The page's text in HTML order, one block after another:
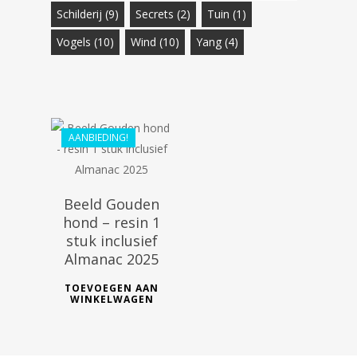
Schilderij (9) Secrets (2) Tuin (1)
Vogels (10) Wind (10) Yang (4)
AANBIEDING!
€
26.09
Beeld Gouden
hond – resin 1
stuk inclusief
Almanac 2025
TOEVOEGEN AAN
WINKELWAGEN